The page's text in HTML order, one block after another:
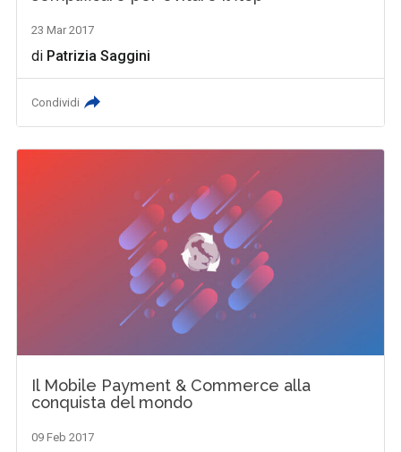
23 Mar 2017
di Patrizia Saggini
Condividi
Il Mobile Payment & Commerce alla
conquista del mondo
09 Feb 2017